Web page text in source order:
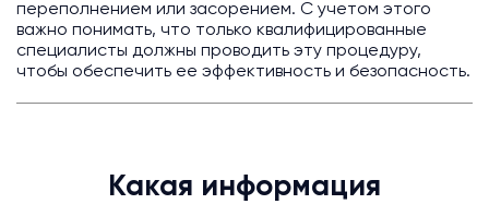
переполнением или засорением. С учетом этого
важно понимать, что только квалифицированные
специалисты должны проводить эту процедуру,
чтобы обеспечить ее эффективность и безопасность.
Какая информация